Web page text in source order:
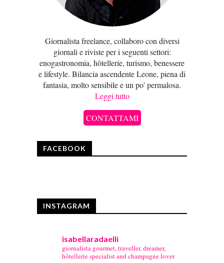
Giornalista freelance, collaboro con diversi
giornali e riviste per i seguenti settori:
enogastronomia, hôtellerie, turismo, benessere
e lifestyle. Bilancia ascendente Leone, piena di
fantasia, molto sensibile e un po' permalosa.
Leggi tutto
CONTATTAMI
FACEBOOK
INSTAGRAM
isabellaradaelli
giornalista gourmet, traveller, dreamer,
hôtellerie specialist and champagne lover